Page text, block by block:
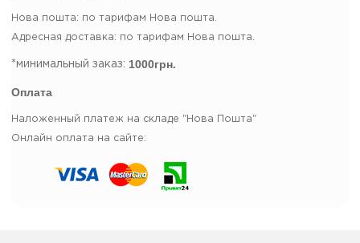
Нова пошта: по тарифам Нова пошта.
Адресная доставка: по тарифам Нова пошта.
*минимальный заказ: 1000грн.
Оплата
Наложенный платеж на складе "Нова Пошта"
Онлайн оплата на сайте: